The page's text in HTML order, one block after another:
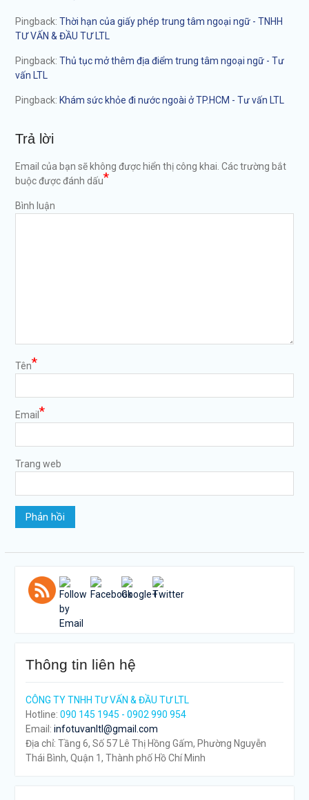
Pingback: Thời hạn của giấy phép trung tâm ngoại ngữ - TNHH
TƯ VẤN & ĐẦU TƯ LTL
Pingback: Thủ tục mở thêm địa điểm trung tâm ngoại ngữ - Tư
vấn LTL
Pingback: Khám sức khỏe đi nước ngoài ở TP.HCM - Tư vấn LTL
Trả lời
Email của bạn sẽ không được hiển thị công khai. Các trường bắt
buộc được đánh dấu*
Bình luận
Tên*
Email *
Trang web
https://tuvanltl.com/thu-
ngu">
Thông tin liên hệ
CÔNG TY TNHH TƯ VẤN & ĐẦU TƯ LTL
Hotline: 090 145 1945 - 0902 990 954
Email: infotuvanltl@gmail.com
Địa chỉ: Tầng 6, Số 57 Lê Thị Hồng Gấm, Phường Nguyễn
Thái Bình, Quận 1, Thành phố Hồ Chí Minh